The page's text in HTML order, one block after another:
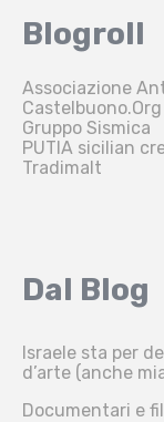
Blogroll
Associazione
Castelbuono.Org
Gruppo Sismica
PUTIA sicilian
Tradimalt
Dal Blog
Israele sta per
d’arte (anche
Documentari e